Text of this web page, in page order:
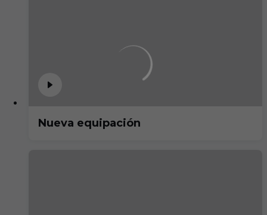
Nueva equipación